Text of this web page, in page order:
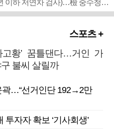
■ 검사 신분 버리고 직급하향(10년 이하 저연차 검사)…檢 중수청행 기피
스포츠 +
고황’ 꿈틀댄다…거인 가
불씨 살릴까
곽…“선거인단 192→2만
자자 확보 ‘기사회생’